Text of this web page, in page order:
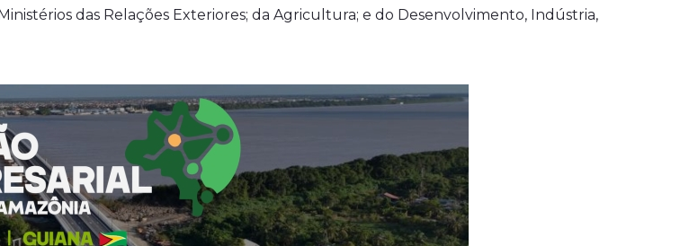
das Relações Exteriores; da Agricultura; e do Desenvolvimento, Indústria,